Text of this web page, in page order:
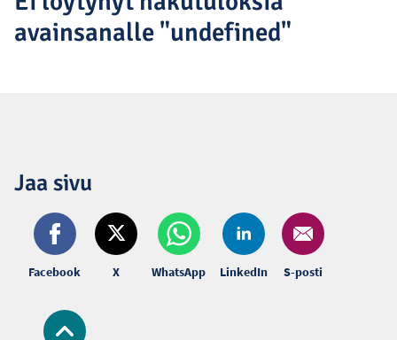
avainsanalle "undefined"
Jaa sivu
Facebook X WhatsApp LinkedIn S-posti